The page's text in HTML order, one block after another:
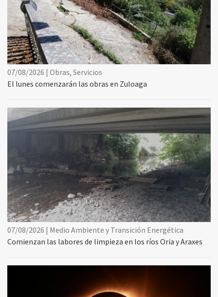
07/08/2026 | Obras, Servicios
El lunes comenzarán las obras en Zuloaga
07/08/2026 | Medio Ambiente y Transición Energética
Comienzan las labores de limpieza en los ríos Oria y Araxes